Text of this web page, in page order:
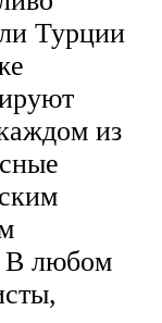
Турции
из
В любом